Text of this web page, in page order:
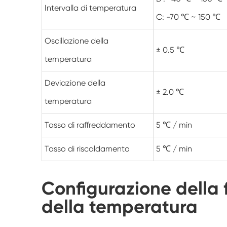
Intervalla di temperatura
C: -70 ℃ ~ 150 ℃
Oscillazione della
temperatura
± 0.5 ℃
Deviazione della
temperatura
± 2.0 ℃
Tasso di raffreddamento 5 ℃ / min
Tasso di riscaldamento 5 ℃ / min
Configurazione della
della temperatura